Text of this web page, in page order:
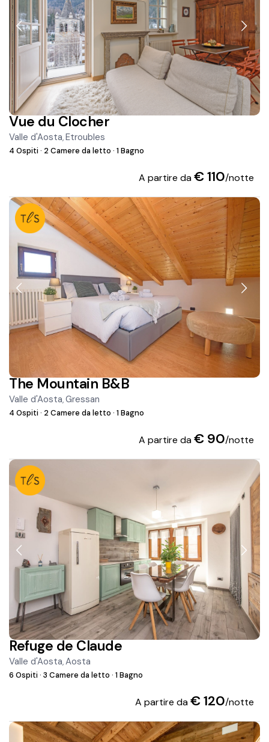
Vue du Clocher
Valle d'Aosta,Etroubles
4 Ospiti· 2 Camere da letto· 1 Bagno
A partire da€ 110/notte
The Mountain B&B
Valle d'Aosta,Gressan
4 Ospiti· 2 Camere da letto· 1 Bagno
A partire da€ 90/notte
Refuge de Claude
Valle d'Aosta,Aosta
6 Ospiti· 3 Camere da letto· 1 Bagno
A partire da€ 120/notte